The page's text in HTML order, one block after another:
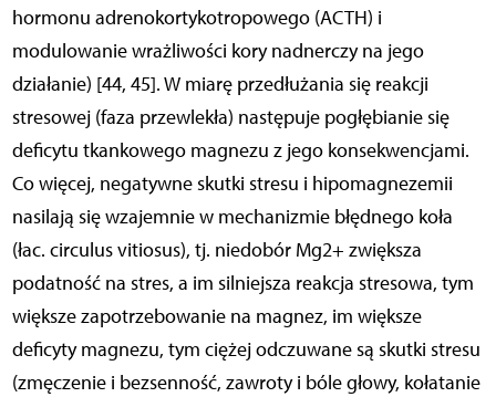
hormonu adrenokortykotropowego (ACTH) i
modulowanie wrażliwości kory nadnerczy na jego
działanie) [44, 45]. W miarę przedłużania się reakcji
stresowej (faza przewlekła) następuje pogłębianie się
deficytu tkankowego magnezu z jego konsekwencjami.
Co więcej, negatywne skutki stresu i hipomagnezemii
nasilają się wzajemnie w mechanizmie błędnego koła
(łac. circulus vitiosus), tj. niedobór Mg2+ zwiększa
podatność na stres, a im silniejsza reakcja stresowa, tym
większe zapotrzebowanie na magnez, im większe
deficyty magnezu, tym ciężej odczuwane są skutki stresu
(zmęczenie i bezsenność, zawroty i bóle głowy, kołatanie